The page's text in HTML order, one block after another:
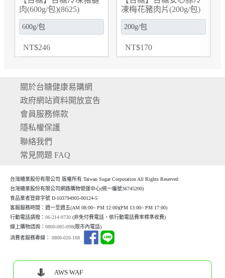
片(200g/包)
(375gx2包/組)(8729)
豬絞肉(3kg/包
關於台糖健康易購網
政府網站資料開放宣告
會員服務條款
隱私權保護
聯絡我們
常見問題 FAQ
台灣糖業股份有限公司 版權所有 Taiwan Sugar Corporation All Rights Reserved
台灣糖業股份有限公司網路購物營運中心(統一編號36745200)
食品業者登錄字號 D-103794905-00124-5
客服服務時間：週一至週五(AM 08:00~ PM 12:00)(PM 13:00~ PM 17:00)
行動電話請撥：06-214-9730 (非免付費電話，依行動電話費率標準收費)
線上購物諮詢：0800-085-098(限市內電話)
消費者服務專線：0800-026-168
AWS WAF